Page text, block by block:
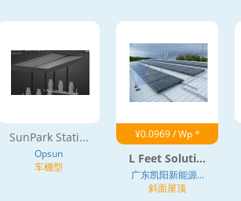
SunPark Stati...
Opsun
车棚型
¥0.0969 / Wp *
L Feet Soluti...
广东凯阳新能源...
斜面屋顶